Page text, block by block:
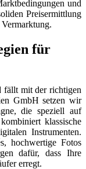
und
Preisermittlung
für
fällt mit der richtigen
GmbH setzen wir
die speziell auf
klassische
Instrumenten.
hochwertige Fotos
dafür, dass Ihre
erregt.